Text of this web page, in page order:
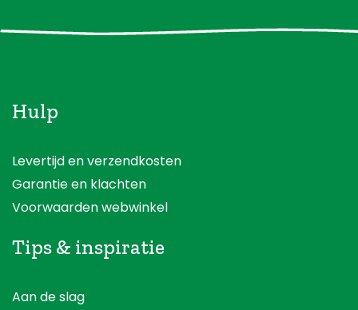
Hulp
Levertijd en verzendkosten
Garantie en klachten
Voorwaarden webwinkel
Tips & inspiratie
Aan de slag